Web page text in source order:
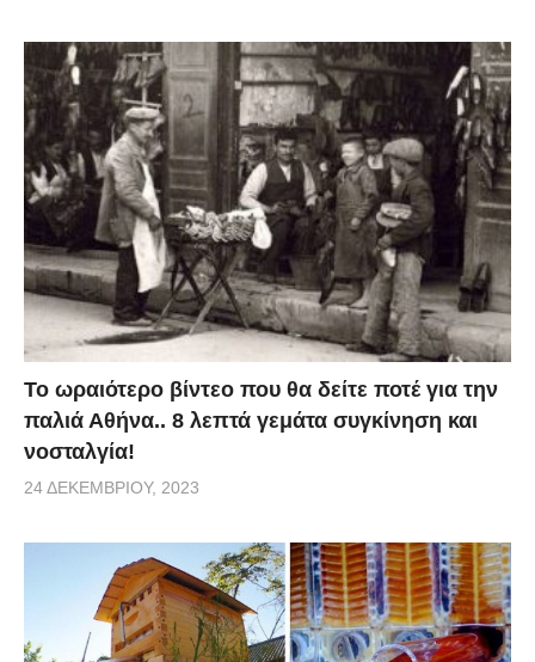
Το ωραιότερο βίντεο που θα δείτε ποτέ για την
παλιά Αθήνα.. 8 λεπτά γεμάτα συγκίνηση και
νοσταλγία!
24 ΔΕΚΕΜΒΡΊΟΥ, 2023